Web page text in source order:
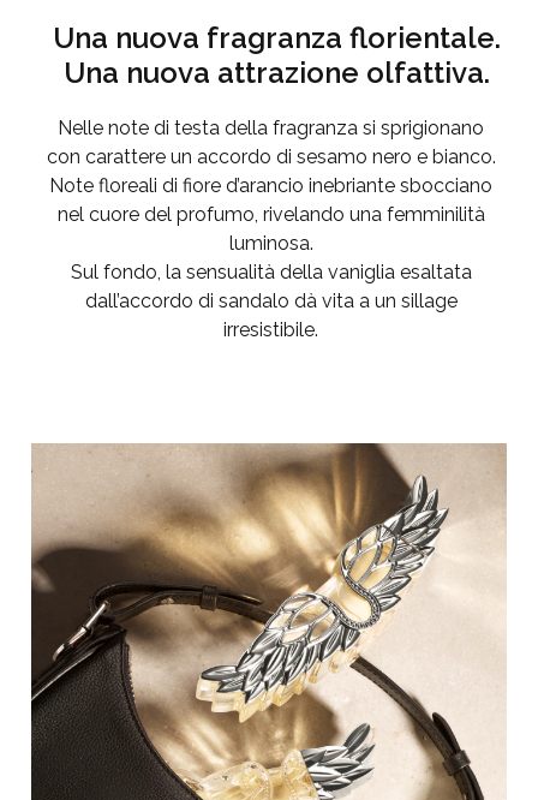
Una nuova fragranza florientale.
Una nuova attrazione olfattiva.
Nelle note di testa della fragranza si sprigionano
con carattere un accordo di sesamo nero e bianco.
Note floreali di fiore d’arancio inebriante sbocciano
nel cuore del profumo, rivelando una femminilità
luminosa.
Sul fondo, la sensualità della vaniglia esaltata
dall’accordo di sandalo dà vita a un sillage
irresistibile.